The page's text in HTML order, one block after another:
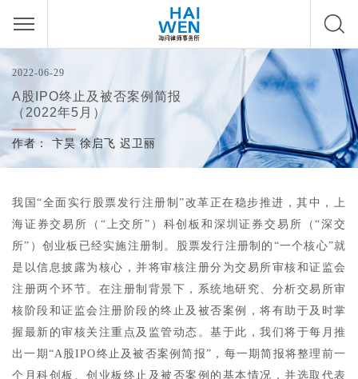
2022-06-29
A股IPO终止及被否案例简报
（2022年5月）
作者： 卞昊 徐启飞 迟卫丽
我国“全面实行股票发行注册制”改革正在稳步推进，其中，上
海证券交易所（“上交所”）科创板和深圳证券交易所（“深交
所”）创业板已经实施注册制。股票发行注册制的“一个核心”就
是以信息披露为核心，并将审核注册分为交易所审核和证监会
注册两个环节。在注册制背景下，系统地研究、分析交易所审
核阶段和证监会注册阶段的终止及被否案例，将有助于及时掌
握最新的审核关注重点及监管动态。基于此，我们将于每月推
出一期“A股IPO终止及被否案例简报”，每一期简报将整理前一
个月科创板、创业板终止及被否案例的基本情况，并选取代表